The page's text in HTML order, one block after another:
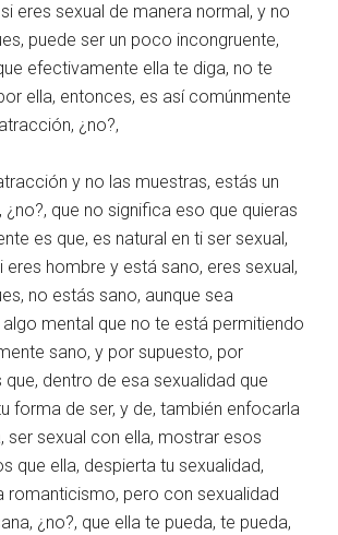
eres sexual de manera normal, y no
puede ser un poco incongruente,
efectivamente ella te diga, no te
ella, entonces, es así comúnmente
¿no?,
y no las muestras, estás un
que no significa eso que quieras
es que, es natural en ti ser sexual,
eres hombre y está sano, eres sexual,
no estás sano, aunque sea
mental que no te está permitiendo
sano, y por supuesto, por
que, dentro de esa sexualidad que
forma de ser, y de, también enfocarla
ser sexual con ella, mostrar esos
que ella, despierta tu sexualidad,
romanticismo, pero con sexualidad
¿no?, que ella te pueda, te pueda,